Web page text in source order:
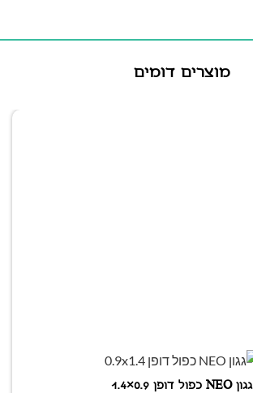
מוצרים דומים
גגון NEO כפול דופן 0.9×1.4